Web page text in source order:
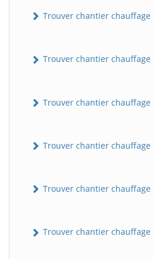
Trouver chantier
Trouver chantier chauffage
Trouver chantier chauffage
Trouver chantier chauffage
Trouver chantier chauffage
Trouver chantier chauffage